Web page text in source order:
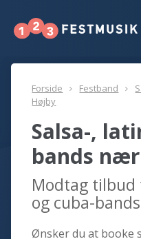
Forside Festband
Højby
Salsa-,
bands
Modtag tilbud
og cuba-
Ønsker du at booke